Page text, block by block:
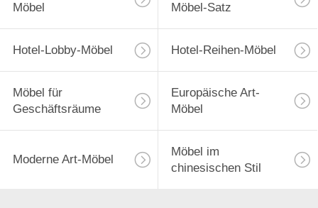
Möbel
Möbel-Satz
Hotel-Lobby-Möbel Hotel-Reihen-Möbel
Möbel für
Geschäftsräume
Europäische Art-
Möbel
Moderne Art-Möbel
Möbel im
chinesischen Stil